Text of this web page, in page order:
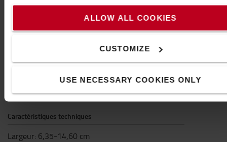
ALLOW ALL COOKIES
CUSTOMIZE
USE NECESSARY COOKIES ONLY
1,8 kg
2,25 pouces (taille D) : Pour l'équipement lourd,
jusqu'à 2,7 kg
Pour fixer en toute sécurité des accessoires des
recommandé de choisir un système d'une taille de
plus que celle qui est indiquée pour le poids seul.
Caractéristiques techniques
Largeur: 6,35-14,60 cm